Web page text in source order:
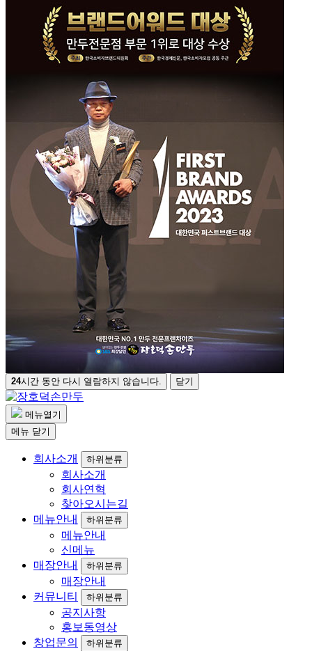
24시간 동안 다시 열람하지 않습니다. 닫기
메뉴열기
메뉴 닫기
회사소개 하위분류
회사소개
회사연혁
찾아오시는길
메뉴안내
하위분류
메뉴안내
신메뉴
매장안내
하위분류
매장안내
커뮤니티
하위분류
공지사항
홍보동영상
창업문의
하위분류